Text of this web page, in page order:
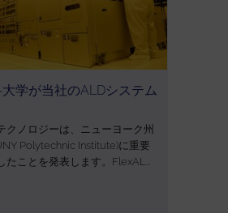
学が当社のALDシステム
クノロジーは、ニューヨーク州
Polytechnic Institute)に重要
たことを発表します。FlexAL…